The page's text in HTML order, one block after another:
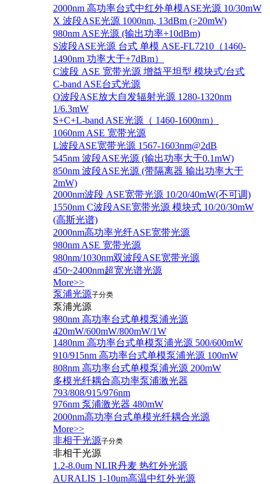
2000nm 高功率台式中红外单模ASE光源 10/30mW
X 波段ASE光源 1000nm, 13dBm (>20mW)
980nm ASE光源 (输出功率+10dBm)
S波段ASE光源 台式 单模 ASE-FL7210（1460-
1490nm 功率大于+7dBm）
C波段 ASE 宽带光源 增益平坦型 模块式/台式
C-band ASE台式光源
O波段ASE放大自发辐射光源 1280-1320nm
1/6.3mW
S+C+L-band ASE光源（ 1460-1600nm）
1060nm ASE 宽带光源
L波段ASE宽带光源 1567-1603nm@2dB
545nm 波段ASE光源 (输出功率大于0.1mW)
850nm 波段ASE光源 (带隔离器 输出功率大于
2mW)
2000nm波段 ASE宽带光源 10/20/40mW(不可调)
1550nm C波段ASE宽带光源 模块式 10/20/30mW
(高斯光谱)
2000nm高功率光纤ASE宽带光源
980nm ASE 宽带光源
980nm/1030nm双波段ASE宽带光源
450~2400nm超宽光谱光源
More>>
泵浦光源子分类
泵浦光源
980nm 高功率台式单模泵浦光源
420mW/600mW/800mW/1W
1480nm 高功率台式单模泵浦光源 500/600mW
910/915nm 高功率台式单模泵浦光源 100mW
808nm 高功率台式单模泵浦光源 200mW
多模光纤耦合高功率泵浦激光器
793/808/915/976nm
976nm 泵浦激光器 480mW
2000nm高功率台式单模光纤耦合光源
More>>
非相干光源子分类
非相干光源
1.2-8.0um NLIR丹麦 热红外光源
AURALIS 1-10um高温中红外光源